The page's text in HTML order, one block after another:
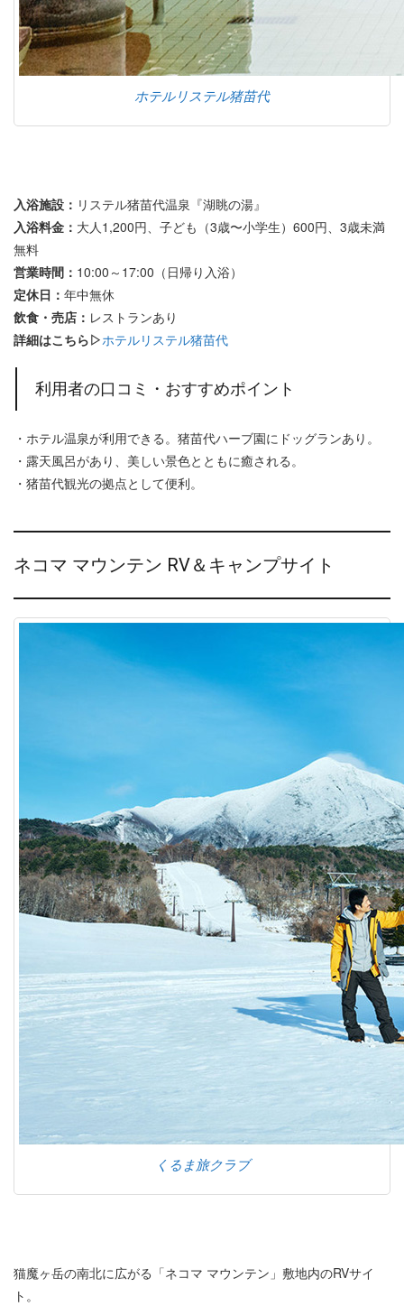
ホテルリステル猪苗代
入浴施設： リステル猪苗代温泉『湖眺の湯』
入浴料金： 大人1,200円、子ども（3歳〜小学生）600円、3歳未満
無料
営業時間： 10:00～17:00（日帰り入浴）
定休日： 年中無休
飲食・売店： レストランあり
詳細はこちら▷ホテルリステル猪苗代
利用者の口コミ・おすすめポイント
・ホテル温泉が利用できる。猪苗代ハーブ園にドッグランあり。
・露天風呂があり、美しい景色とともに癒される。
・猪苗代観光の拠点として便利。
ネコマ マウンテン RV＆キャンプサイト
くるま旅クラブ
猫魔ヶ岳の南北に広がる「ネコマ マウンテン」敷地内のRVサイ
ト。